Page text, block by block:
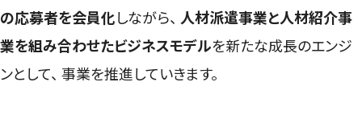
の応募者を会員化しながら、 人材派遣事業と人材紹介事
業を組み合わせたビジネスモデルを新たな成長のエンジ
ンとして、 事業を推進していきます。